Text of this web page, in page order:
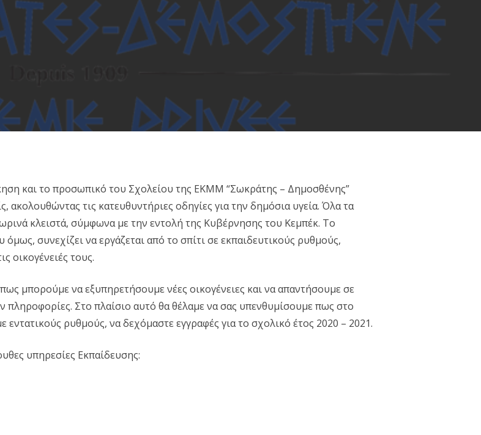
και το προσωπικό του Σχολείου της ΕΚΜΜ “Σωκράτης – Δημοσθένης”
ακολουθώντας τις κατευθυντήριες οδηγίες για την δημόσια υγεία. Όλα τα
κλειστά, σύμφωνα με την εντολή της Κυβέρνησης του Κεμπέκ. Το
συνεχίζει να εργάζεται από το σπίτι σε εκπαιδευτικούς ρυθμούς,
οικογένειές τους.
μπορούμε να εξυπηρετήσουμε νέες οικογένειες και να απαντήσουμε σε
πληροφορίες. Στο πλαίσιο αυτό θα θέλαμε να σας υπενθυμίσουμε πως στο
ρυθμούς, να δεχόμαστε εγγραφές για το σχολικό έτος 2020 – 2021.
υπηρεσίες Εκπαίδευσης: